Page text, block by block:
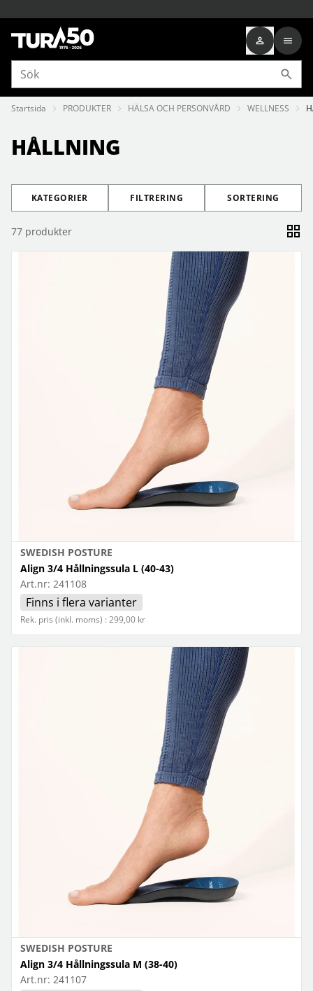
Startsida PRODUKTER HÄLSA OCH PERSONVÅRD WELLNESS
HÅLLNING
KATEGORIER FILTRERING SORTERING
77 produkter
SWEDISH POSTURE
Align 3/4 Hållningssula L (40-43)
Art.nr: 241108
Finns i flera varianter
Rek. pris (inkl. moms) : 299,00 kr
SWEDISH POSTURE
Align 3/4 Hållningssula M (38-40)
Art.nr: 241107